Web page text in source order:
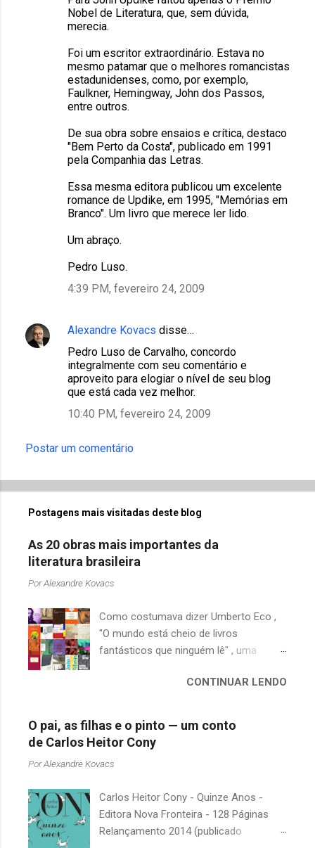
Nobel de Literatura, que, sem dúvida,
merecia.
Foi um escritor extraordinário. Estava no
mesmo patamar que o melhores romancistas
estadunidenses, como, por exemplo,
Faulkner, Hemingway, John dos Passos,
entre outros.
De sua obra sobre ensaios e crítica, destaco
"Bem Perto da Costa", publicado em 1991
pela Companhia das Letras.
Essa mesma editora publicou um excelente
romance de Updike, em 1995, "Memórias em
Branco". Um livro que merece ler lido.
Um abraço.
Pedro Luso.
4:39 PM, fevereiro 24, 2009
Alexandre Kovacs disse…
Pedro Luso de Carvalho, concordo
integralmente com seu comentário e
aproveito para elogiar o nível de seu blog
que está cada vez melhor.
10:40 PM, fevereiro 24, 2009
Postar um comentário
Postagens mais visitadas deste blog
As 20 obras mais importantes da
literatura brasileira
PorAlexandre Kovacs
Como costumava dizer Umberto Eco ,
"O mundo está cheio de livros
fantásticos que ninguém lê" , uma
quando falamos de clássicos da
escritores brasileiros, somos forçados
a uma avaliação burocrática na escola e
acabamos adquirindo uma certa
antipatia a determinado livro ou autor
justamente o contrário. É surpreendente
como uma segunda visita a essas
obras, já em nossa maturidade, pode
CONTINUAR LENDO
O pai, as filhas e o pinto — um conto
de Carlos Heitor Cony
PorAlexandre Kovacs
Carlos Heitor Cony - Quinze Anos -
Editora Nova Fronteira - 128 Páginas
Relançamento 2014 (publicado